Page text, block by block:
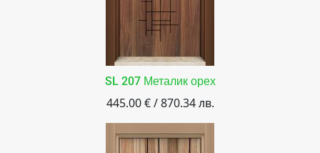
SL 207 Металик орех
445.00 € / 870.34 лв.